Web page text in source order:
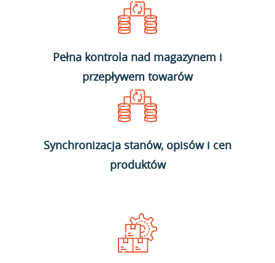
Pełna kontrola nad magazynem i
przepływem towarów
Synchronizacja stanów, opisów i cen
produktów